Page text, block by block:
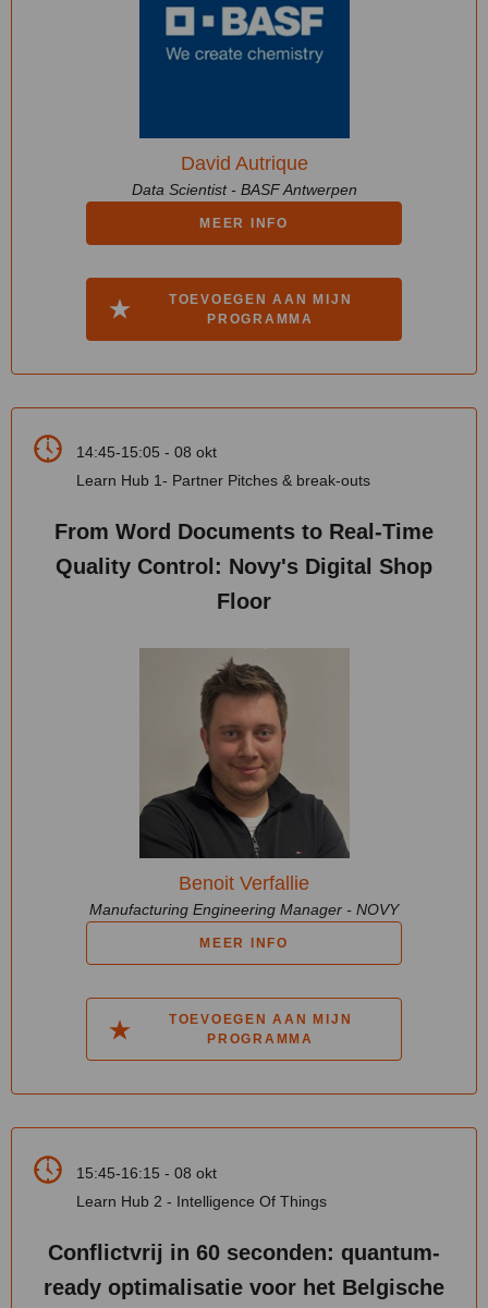
David Autrique
Data Scientist - BASF Antwerpen
MEER INFO
TOEVOEGEN AAN MIJN
PROGRAMMA
14:45-15:05 - 08 okt
Learn Hub 1- Partner Pitches & break-outs
From Word Documents to Real-Time
Quality Control: Novy's Digital Shop
Floor
Benoit Verfallie
Manufacturing Engineering Manager - NOVY
MEER INFO
TOEVOEGEN AAN MIJN
PROGRAMMA
15:45-16:15 - 08 okt
Learn Hub 2 - Intelligence Of Things
Conflictvrij in 60 seconden: quantum-
ready optimalisatie voor het Belgische